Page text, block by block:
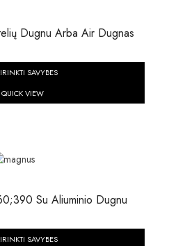
Dugnu Arba Air Dugnas
SAVYBES
QUICK VIEW
Su Aliuminio Dugnu
SAVYBES